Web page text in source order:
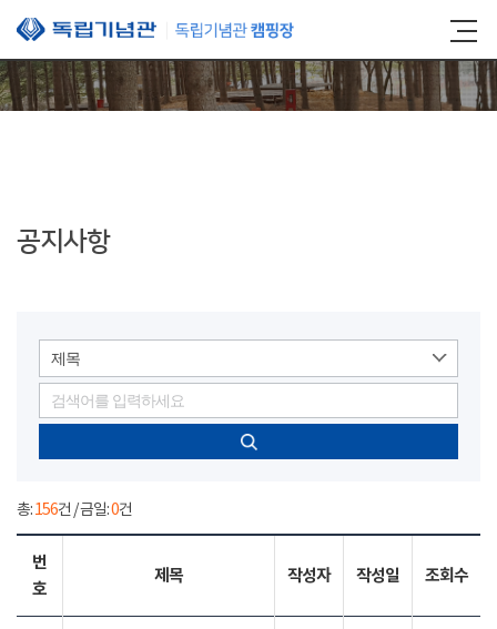
본문 바로가기
공지사항
제목
총:156건 / 금일:0건
번
호
제목 작성자 작성일 조회수